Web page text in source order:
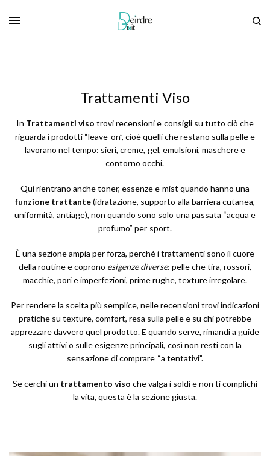
Trattamenti Viso
In Trattamenti viso trovi recensioni e consigli su tutto ciò che
riguarda i prodotti “leave-on”, cioè quelli che restano sulla pelle e
lavorano nel tempo: sieri, creme, gel, emulsioni, maschere e
contorno occhi.
Qui rientrano anche toner, essenze e mist quando hanno una
funzione trattante(idratazione, supporto alla barriera cutanea,
uniformità, antiage), non quando sono solo una passata “acqua e
profumo” per sport.
È una sezione ampia per forza, perché i trattamenti sono il cuore
della routine e coprono esigenze diverse: pelle che tira, rossori,
macchie, pori e imperfezioni, prime rughe, texture irregolare.
Per rendere la scelta più semplice, nelle recensioni trovi indicazioni
pratiche su texture, comfort, resa sulla pelle e su chi potrebbe
apprezzare davvero quel prodotto. E quando serve, rimandi a guide
sugli attivi o sulle esigenze principali, così non resti con la
sensazione di comprare “a tentativi”.
Se cerchi un trattamento viso che valga i soldi e non ti complichi
la vita, questa è la sezione giusta.